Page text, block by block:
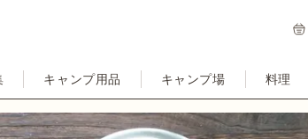
キャンプ用品 キャンプ場 料理